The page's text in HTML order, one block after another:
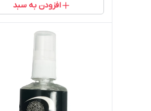
افزودن به سبد